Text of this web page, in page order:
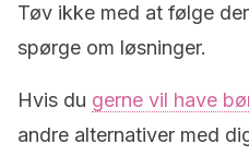
Tøv ikke med at følge
spørge om løsninger.
Hvis du gerne vil have
andre alternativer med